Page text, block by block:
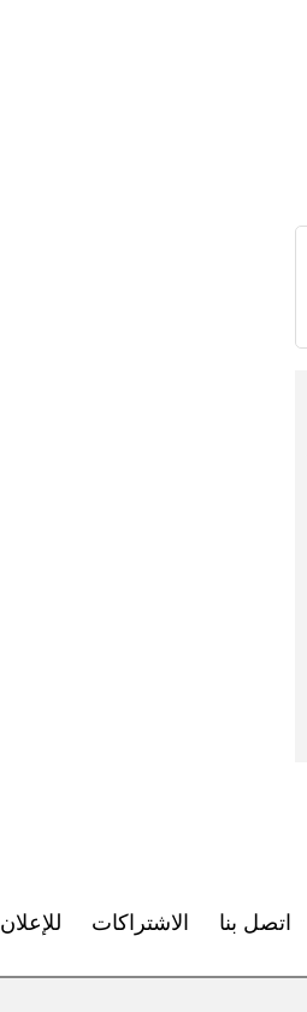
اتصل بنا الاشتراكات للإعلان